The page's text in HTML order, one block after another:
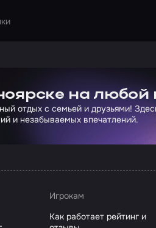
на любой
отдых с семьей и друзьями!
и незабываемых впечатлений.
Игрокам
Как работает рейтинг и